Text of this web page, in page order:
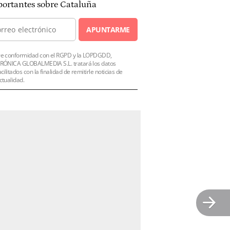
sobre Cataluña
APUNTARME
conformidad con el RGPD y la LOPDGDD,
GLOBALMEDIA S.L. tratará los datos
con la finalidad de remitirle noticias de